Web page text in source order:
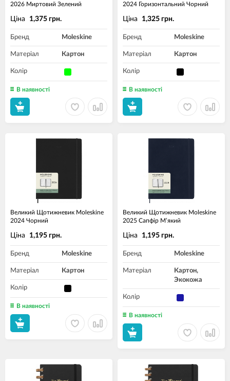
2026 Миртовий Зелений
Ціна 1,375 грн.
Бренд Moleskine
Матеріал Картон
Колір
В наявності
2024 Горизонтальний Чорний
Ціна 1,325 грн.
Бренд Moleskine
Матеріал Картон
Колір
В наявності
Великий Щотижневик Moleskine
2024 Чорний
Ціна 1,195 грн.
Бренд Moleskine
Матеріал Картон
Колір
В наявності
Великий Щотижневик Moleskine
2025 Сапфір М’який
Ціна 1,195 грн.
Бренд Moleskine
Матеріал
Картон,
Экокожа
Колір
В наявності